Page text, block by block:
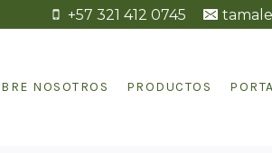
+57 321 412 0745
NOSOTROS PRODUCTOS